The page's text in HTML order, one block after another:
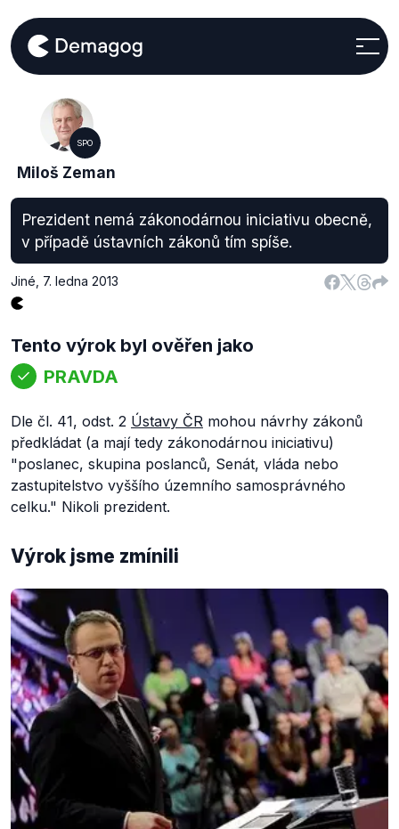
SPO
Miloš Zeman
Prezident nemá zákonodárnou iniciativu obecně,
v případě ústavních zákonů tím spíše.
Jiné 7. ledna 2013
Tento výrok byl ověřen jako
PRAVDA
Dle čl. 41, odst. 2 Ústavy ČR mohou návrhy zákonů
předkládat (a mají tedy zákonodárnou iniciativu)
"poslanec, skupina poslanců, Senát, vláda nebo
zastupitelstvo vyššího územního samosprávného
celku." Nikoli prezident.
Výrok jsme zmínili